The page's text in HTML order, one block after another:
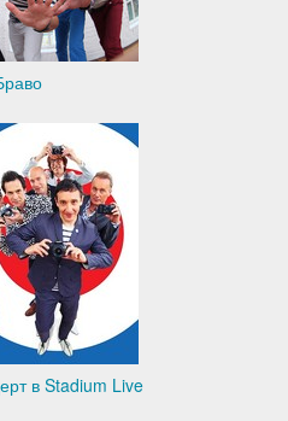
в Stadium Live